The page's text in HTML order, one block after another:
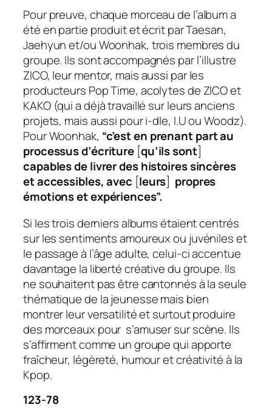
Pour preuve, chaque morceau de l’album a
été en partie produit et écrit par Taesan,
Jaehyun et/ou Woonhak, trois membres du
groupe. Ils sont accompagnés par l’illustre
ZICO, leur mentor, mais aussi par les
producteurs Pop Time, acolytes de ZICO et
KAKO (qui a déjà travaillé sur leurs anciens
projets, mais aussi pour i-dle, I.U ou Woodz).
Pour Woonhak, “c’est en prenant part au
processus d’écriture [qu’ils sont]
capables de livrer des histoires sincères
et accessibles, avec [leurs] propres
émotions et expériences”.
Si les trois derniers albums étaient centrés
sur les sentiments amoureux ou juvéniles et
le passage à l’âge adulte, celui-ci accentue
davantage la liberté créative du groupe. Ils
ne souhaitent pas être cantonnés à la seule
thématique de la jeunesse mais bien
montrer leur versatilité et surtout produire
des morceaux pour s’amuser sur scène. Ils
s’affirment comme un groupe qui apporte
fraîcheur, légèreté, humour et créativité à la
Kpop.
123-78